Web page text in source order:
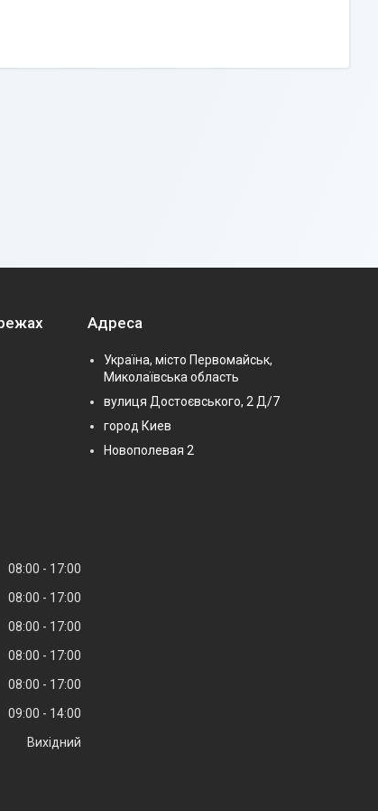
Адреса
Україна, місто Первомайськ,
Миколаївська область
вулиця Достоєвського, 2 Д/7
город Киев
Новополевая 2
08:00
17:00
08:00
17:00
08:00
17:00
08:00
17:00
08:00
17:00
09:00
14:00
Вихідний